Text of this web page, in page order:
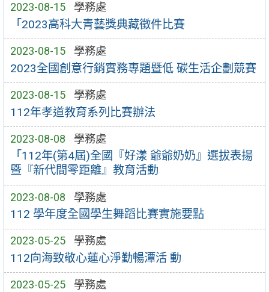
2023-08-15 學務處
「2023高科大青藝獎典藏徵件比賽
2023-08-15 學務處
2023全國創意行銷實務專題暨低 碳生活企劃競賽
2023-08-15 學務處
112年孝道教育系列比賽辦法
2023-08-08 學務處
「112年(第4屆)全國『好漾 爺爺奶奶』選拔表揚
暨『新代間零距離』教育活動
2023-08-08 學務處
112 學年度全國學生舞蹈比賽實施要點
2023-05-25 學務處
112向海致敬心蓮心淨勤暢潭活 動
2023-05-25 學務處